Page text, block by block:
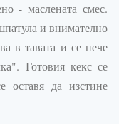
- маслената смес.
и внимателно
в тавата и се пече
Готовия кекс се
оставя да изстине